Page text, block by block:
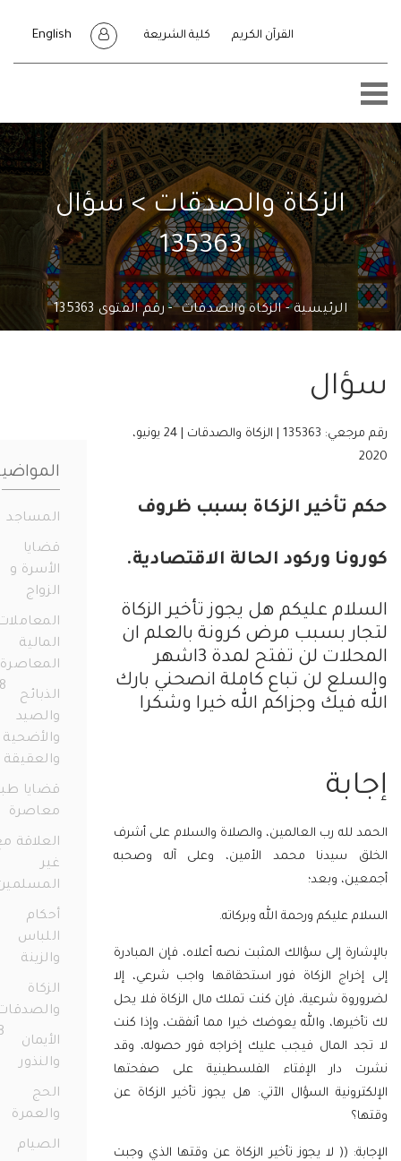
القرآن الكريم كلية الشريعة English
الزكاة والصدقات > سؤال
135363
الرئيسية الزكاة والصدقات رقم الفتوى 135363
رقم مرجعي: 135363 | الزكاة والصدقات | 24 يونيو،
تأخير الزكاة بسبب ظروف
وركود الحالة الاقتصادية.
عليكم هل يجوز تأخير الزكاة
بسبب مرض كرونة بالعلم ان
المحلات لن تفتح لمدة 3اشهر
لن تباع كاملة انصحني بارك
فيك وجزاكم الله خيرا وشكرا
لله رب العالمين، والصلاة والسلام على أشرف
سيدنا محمد الأمين، وعلى آله وصحبه
وبعد؛
عليكم ورحمة الله وبركاته.
إلى سؤالك المثبت نصه أعلاه، فإن المبادرة
الزكاة فور استحقاقها واجب شرعي، إلا
شرعية، فإن كنت تملك مال الزكاة فلا يحل
والله يعوضك خيرا مما أنفقت، وإذا كنت
المال فيجب عليك إخراجه فور حصوله، وقد
دار الإفتاء الفلسطينية على صفحتها
السؤال الآتي: هليجوز تأخير الزكاة عن
(( لا يجوز تأخير الزكاة عن وقتها الذي وجبت
المواضيع
المساجد 19
الأسرة و
331
المعاملات
المعاصرة
658
والصيد
والأضحية
والعقيقة 14
قضايا طبية
معاصرة
77
العلاقة مع
المسلمين
36
72
والصدقات
158
68
والعمرة
23
91